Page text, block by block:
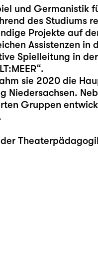
und Germanistik
des Studiums
Projekte auf
Assistenzen in
Spielleitung in
sie 2020 die
Niedersachsen.
Gruppen